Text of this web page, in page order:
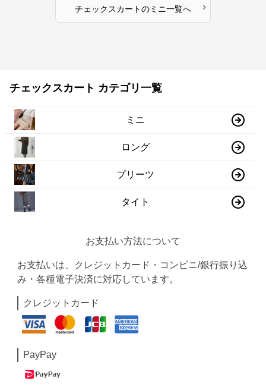
チェックスカートのミニ一覧へ ›
チェックスカート カテゴリ一覧
ミニ
ロング
プリーツ
タイト
お支払い方法について
お支払いは、クレジットカード・コンビニ/銀行振り込
み・各種電子決済に対応しています。
クレジットカード
PayPay